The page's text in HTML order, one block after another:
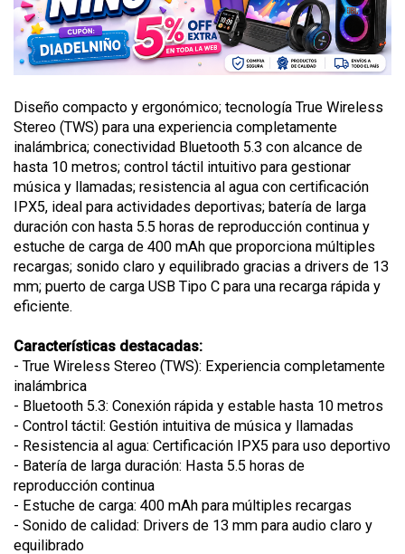
Diseño compacto y ergonómico; tecnología True Wireless
Stereo (TWS) para una experiencia completamente
inalámbrica; conectividad Bluetooth 5.3 con alcance de
hasta 10 metros; control táctil intuitivo para gestionar
música y llamadas; resistencia al agua con certificación
IPX5, ideal para actividades deportivas; batería de larga
duración con hasta 5.5 horas de reproducción continua y
estuche de carga de 400 mAh que proporciona múltiples
recargas; sonido claro y equilibrado gracias a drivers de 13
mm; puerto de carga USB Tipo C para una recarga rápida y
eficiente.
Características destacadas:
- True Wireless Stereo (TWS): Experiencia completamente
inalámbrica
- Bluetooth 5.3: Conexión rápida y estable hasta 10 metros
- Control táctil: Gestión intuitiva de música y llamadas
- Resistencia al agua: Certificación IPX5 para uso deportivo
- Batería de larga duración: Hasta 5.5 horas de
reproducción continua
- Estuche de carga: 400 mAh para múltiples recargas
- Sonido de calidad: Drivers de 13 mm para audio claro y
equilibrado